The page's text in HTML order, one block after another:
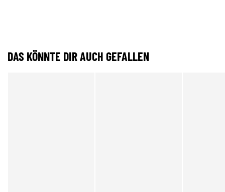
DAS KÖNNTE DIR AUCH GEFALLEN